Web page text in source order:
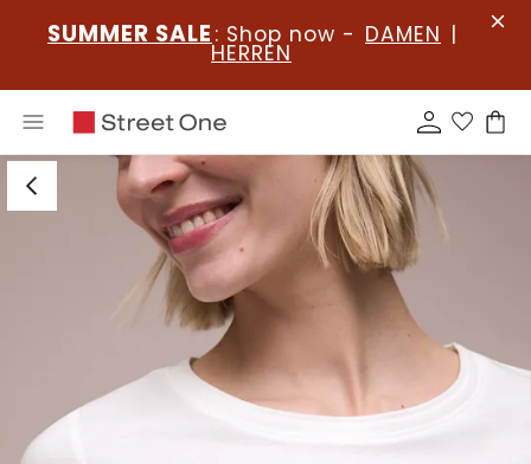
SUMMER SALE : Shop now - DAMEN |
HERREN